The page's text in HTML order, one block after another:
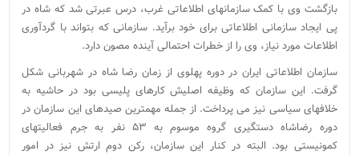
بازگشت وی با کمک سازمانهای اطلاعاتی غرب، درس عبرتی شد که شاه در
پی ایجاد سازمانی اطلاعاتی برای خود برآید. سازمانی که بتواند با گردآوری
اطلاعات مورد نیاز، وی را از خطرات احتمالی آینده مصون دارد.
سازمان اطلاعاتی ایران در دوره پهلوی از زمان رضا شاه در شهربانی شکل
گرفت. این سازمان که وظیفه اصلیش کارهای پلیسی بود در حاشیه به
خلافهای سیاسی نیز می پرداخت. از جمله مهمترین صیدهای این سازمان در
دوره رضاشاه دستگیری گروه موسوم به ۵۳ نفر به جرم فعالیتهای
کمونیستی بود. البته در کنار این سازمان، رکن دوم ارتش نیز در امور